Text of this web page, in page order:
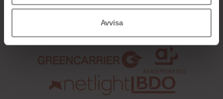
Avvisa
Ett urval av våra kunder